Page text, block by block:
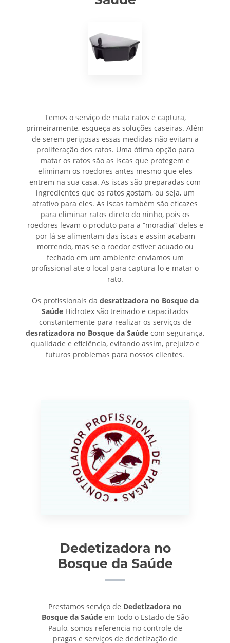
Temos o serviço de mata ratos e captura,
primeiramente, esqueça as soluções caseiras. Além
de serem perigosas essas medidas não evitam a
proliferação dos ratos. Uma ótima opção para
matar os ratos são as iscas que protegem e
eliminam os roedores antes mesmo que eles
entrem na sua casa. As iscas são preparadas com
ingredientes que os ratos gostam, ou seja, um
atrativo para eles. As iscas também são eficazes
para eliminar ratos direto do ninho, pois os
roedores levam o produto para a “moradia” deles e
por lá se alimentam das iscas e assim acabam
morrendo, mas se o roedor estiver acuado ou
fechado em um ambiente enviamos um
profissional ate o local para captura-lo e matar o
rato.
Os profissionais da desratizadora no Bosque da
SaúdeHidrotex são treinado e capacitados
constantemente para realizar os serviços de
desratizadora no Bosque da Saúde com segurança,
qualidade e eficiência, evitando assim, prejuizo e
futuros problemas para nossos clientes.
Dedetizadora no
Bosque da Saúde
Prestamos serviço de Dedetizadora no
Bosque da Saúdeem todo o Estado de São
Paulo, somos referencia no controle de
pragas e serviços de dedetização de